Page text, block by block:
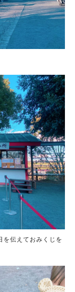
を伝えておみくじを